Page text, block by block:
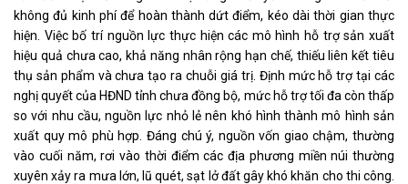
không đủ kinh phí để hoàn thành dứt điểm, kéo dài thời gian thực
hiện. Việc bố trí nguồn lực thực hiện các mô hình hỗ trợ sản xuất
hiệu quả chưa cao, khả năng nhân rộng hạn chế, thiếu liên kết tiêu
thụ sản phẩm và chưa tạo ra chuỗi giá trị. Định mức hỗ trợ tại các
nghị quyết của HĐND tỉnh chưa đồng bộ, mức hỗ trợ tối đa còn thấp
so với nhu cầu, nguồn lực nhỏ lẻ nên khó hình thành mô hình sản
xuất quy mô phù hợp. Đáng chú ý, nguồn vốn giao chậm, thường
vào cuối năm, rơi vào thời điểm các địa phương miền núi thường
xuyên xảy ra mưa lớn, lũ quét, sạt lở đất gây khó khăn cho thi công.